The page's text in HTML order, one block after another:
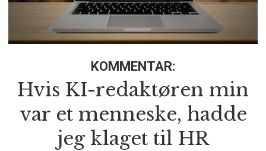
KOMMENTAR:
Hvis KI-redaktøren min
var et menneske, hadde
jeg klaget til HR